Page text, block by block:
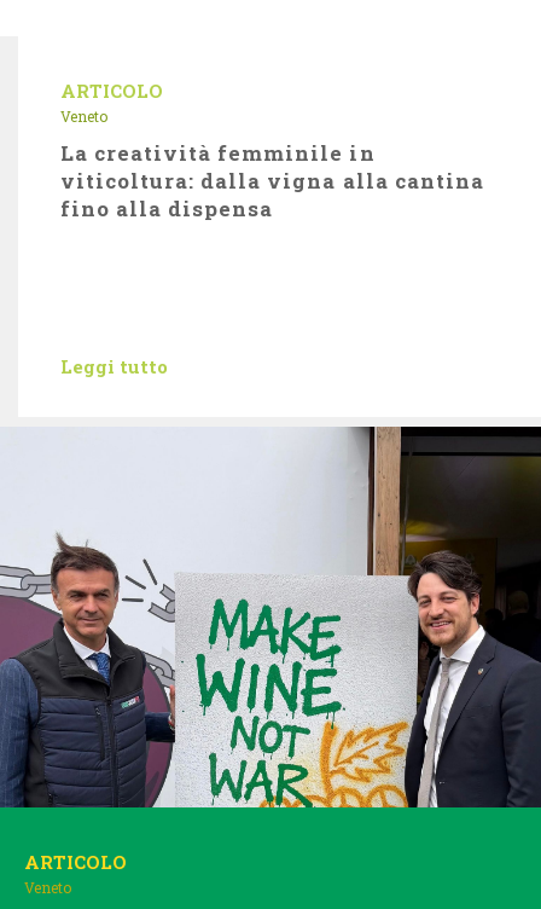
ARTICOLO
Veneto
La creatività femminile in
viticoltura: dalla vigna alla cantina
fino alla dispensa
Leggi tutto
ARTICOLO
Veneto